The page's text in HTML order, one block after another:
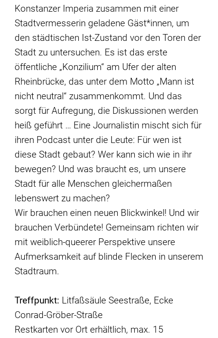
Konstanzer Imperia zusammen mit einer
Stadtvermesserin geladene Gäst*innen, um
den städtischen Ist-Zustand vor den Toren der
Stadt zu untersuchen. Es ist das erste
öffentliche „Konzilium“ am Ufer der alten
Rheinbrücke, das unter dem Motto „Mann ist
nicht neutral“ zusammenkommt. Und das
sorgt für Aufregung, die Diskussionen werden
heiß geführt … Eine Journalistin mischt sich für
ihren Podcast unter die Leute: Für wen ist
diese Stadt gebaut? Wer kann sich wie in ihr
bewegen? Und was braucht es, um unsere
Stadt für alle Menschen gleichermaßen
lebenswert zu machen?
Wir brauchen einen neuen Blickwinkel! Und wir
brauchen Verbündete! Gemeinsam richten wir
mit weiblich-queerer Perspektive unsere
Aufmerksamkeit auf blinde Flecken in unserem
Stadtraum.
Treffpunkt: Litfaßsäule Seestraße, Ecke
Conrad-Gröber-Straße
Restkarten vor Ort erhältlich, max. 15